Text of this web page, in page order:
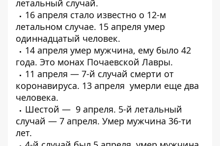
летальный случай.
16 апреля стало известно о 12-м
летальном случае. 15 апреля умер
одиннадцатый человек.
14 апреля умер мужчина, ему было 42
года. Это монах Почаевской Лавры.
11 апреля — 7-й случай смерти от
коронавируса. 13 апреля умерли еще два
человека.
Шестой — 9 апреля. 5-й летальный
случай — 7 апреля. Умер мужчина 36-ти
лет.